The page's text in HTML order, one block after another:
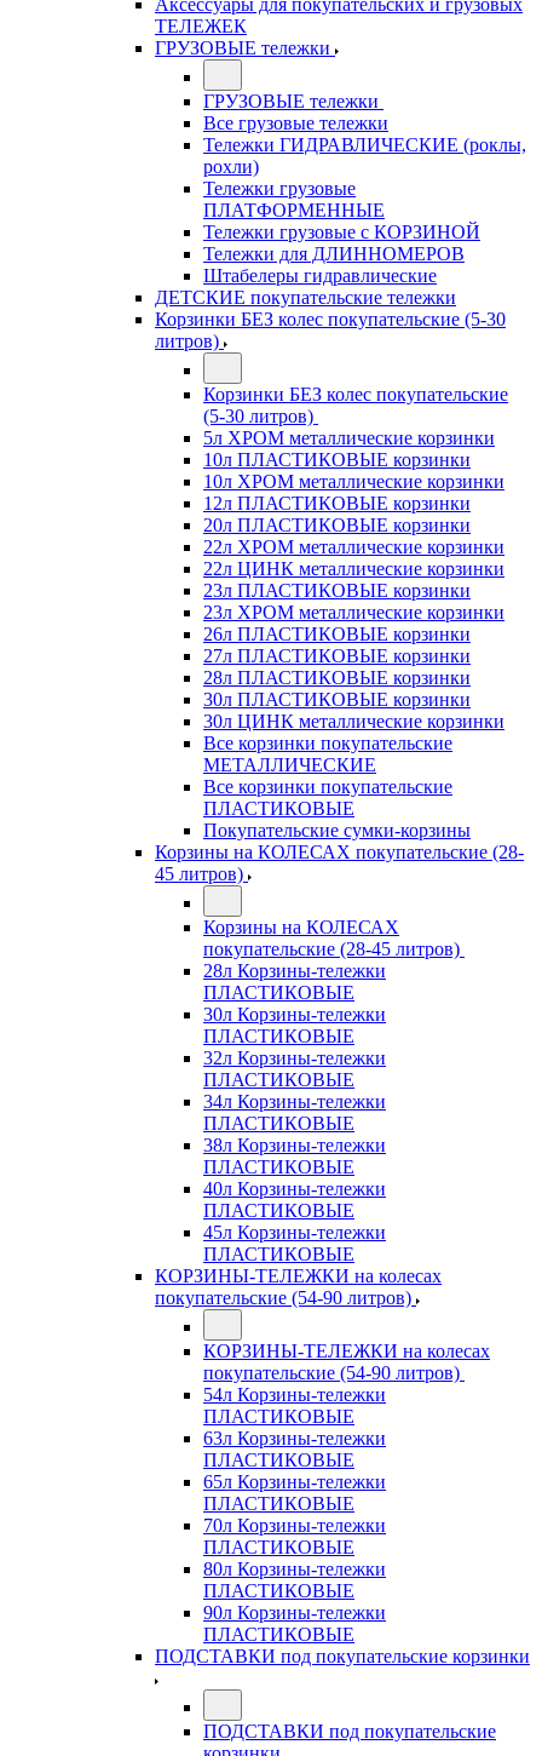
Аксессуары для покупательских и грузовых
ТЕЛЕЖЕК
ГРУЗОВЫЕ тележки
ГРУЗОВЫЕ тележки
Все грузовые тележки
Тележки ГИДРАВЛИЧЕСКИЕ (роклы,
рохли)
Тележки грузовые
ПЛАТФОРМЕННЫЕ
Тележки грузовые с КОРЗИНОЙ
Тележки для ДЛИННОМЕРОВ
Штабелеры гидравлические
ДЕТСКИЕ покупательские тележки
Корзинки БЕЗ колес покупательские (5-30
литров)
Корзинки БЕЗ колес покупательские
(5-30 литров)
5л ХРОМ металлические корзинки
10л ПЛАСТИКОВЫЕ корзинки
10л ХРОМ металлические корзинки
12л ПЛАСТИКОВЫЕ корзинки
20л ПЛАСТИКОВЫЕ корзинки
22л ХРОМ металлические корзинки
22л ЦИНК металлические корзинки
23л ПЛАСТИКОВЫЕ корзинки
23л ХРОМ металлические корзинки
26л ПЛАСТИКОВЫЕ корзинки
27л ПЛАСТИКОВЫЕ корзинки
28л ПЛАСТИКОВЫЕ корзинки
30л ПЛАСТИКОВЫЕ корзинки
30л ЦИНК металлические корзинки
Все корзинки покупательские
МЕТАЛЛИЧЕСКИЕ
Все корзинки покупательские
ПЛАСТИКОВЫЕ
Покупательские сумки-корзины
Корзины на КОЛЕСАХ покупательские (28-
45 литров)
Корзины на КОЛЕСАХ
покупательские (28-45 литров)
28л Корзины-тележки
ПЛАСТИКОВЫЕ
30л Корзины-тележки
ПЛАСТИКОВЫЕ
32л Корзины-тележки
ПЛАСТИКОВЫЕ
34л Корзины-тележки
ПЛАСТИКОВЫЕ
38л Корзины-тележки
ПЛАСТИКОВЫЕ
40л Корзины-тележки
ПЛАСТИКОВЫЕ
45л Корзины-тележки
ПЛАСТИКОВЫЕ
КОРЗИНЫ-ТЕЛЕЖКИ на колесах
покупательские (54-90 литров)
КОРЗИНЫ-ТЕЛЕЖКИ на колесах
покупательские (54-90 литров)
54л Корзины-тележки
ПЛАСТИКОВЫЕ
63л Корзины-тележки
ПЛАСТИКОВЫЕ
65л Корзины-тележки
ПЛАСТИКОВЫЕ
70л Корзины-тележки
ПЛАСТИКОВЫЕ
80л Корзины-тележки
ПЛАСТИКОВЫЕ
90л Корзины-тележки
ПЛАСТИКОВЫЕ
ПОДСТАВКИ под покупательские корзинки
ПОДСТАВКИ под покупательские